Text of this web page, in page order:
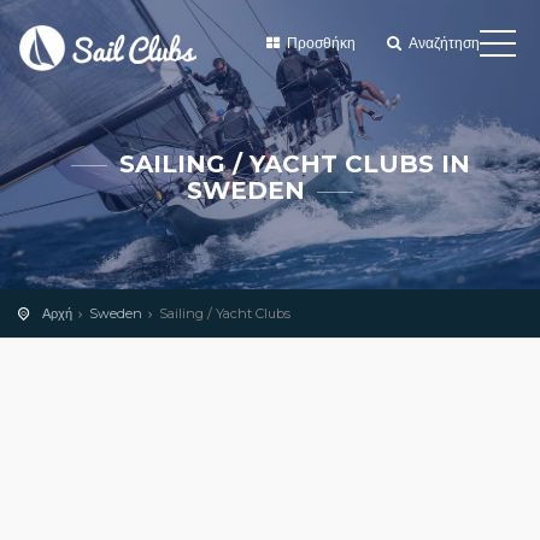
Προσθήκη Αναζήτηση
SAILING / YACHT CLUBS IN
SWEDEN
Αρχή Sweden Sailing / Yacht Clubs